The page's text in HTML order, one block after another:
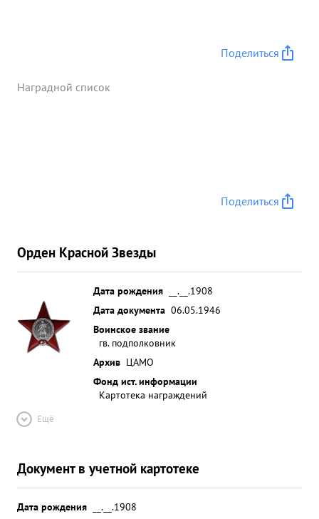
Поделиться
Наградной список
Поделиться
Орден Красной Звезды
Дата рождения
__.__.1908
Дата документа 06.05.1946
Воинское звание
гв. подполковник
Архив ЦАМО
Фонд ист. информации
Картотека награждений
Ещё
Документ в учетной картотеке
Дата рождения __.__.1908